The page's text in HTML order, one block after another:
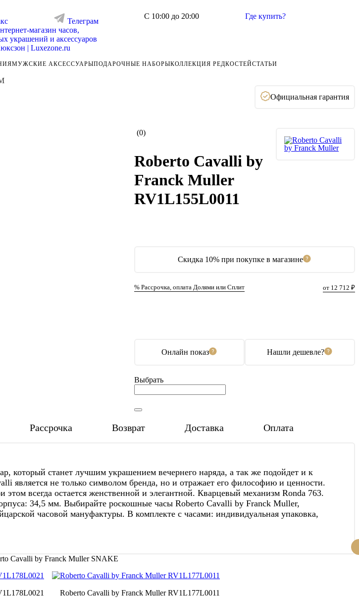
Телеграм
С 10:00 до 20:00 Где купить?
МУЖСКИЕ АКСЕССУАРЫПОДАРОЧНЫЕ НАБОРЫКОЛЛЕКЦИЯ РЕДКОСТЕЙСТАТЬИ
Официальная гарантия
(0)
Скидка 10% при покупке в магазине
% Рассрочка, оплата Долями или Сплит от 12 712 ₽
Roberto Cavalli by
Franck Muller
RV1L155L0011
Онлайн показ Нашли дешевле?
Выбрать
Рассрочка Возврат Доставка Оплата
который станет лучшим украшением вечернего наряда, а так же подойдет и к
является не только символом бренда, но и отражает его философию и ценности.
всегда остается женственной и элегантной. Кварцевый механизм Ronda 763.
34,5 мм. Выбирайте роскошные часы Roberto Cavalli by Franck Muller,
часовой мануфактуры. В комплекте с часами: индивидуальная упаковка,
Cavalli by Franck Muller SNAKE
Roberto Cavalli by Franck Muller RV1L177L0011